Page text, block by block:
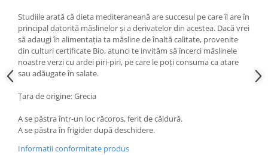
Studiile arată că dieta mediteraneană are succesul pe care îl are în
principal datorită măslinelor și a derivatelor din acestea. Dacă vrei
să adaugi în alimentația ta măsline de înaltă calitate, provenite
din culturi certificate Bio, atunci te invităm să încerci măslinele
noastre verzi cu ardei piri-piri, pe care le poți consuma ca atare
sau adăugate în salate.
Țara de origine: Grecia
A se păstra într-un loc răcoros, ferit de căldură.
A se păstra în frigider după deschidere.
Informatii conformitate produs